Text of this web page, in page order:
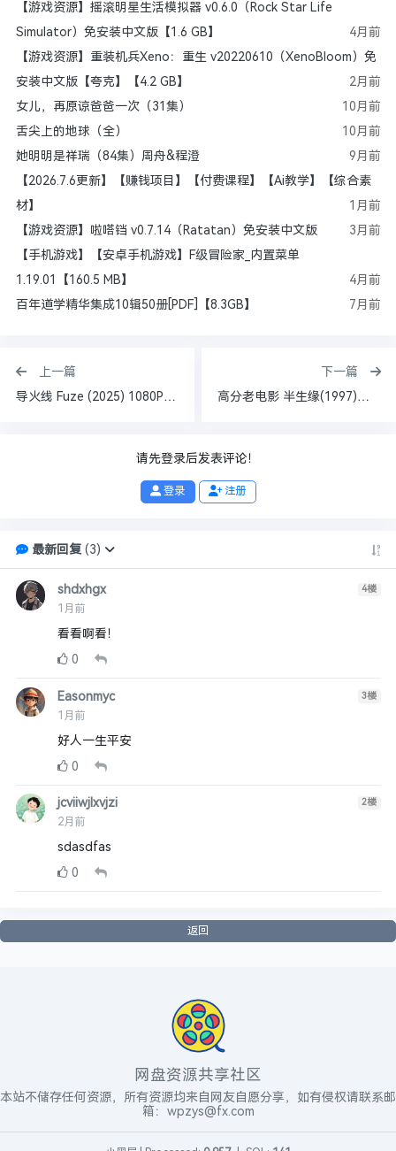
【游戏资源】摇滚明星生活模拟器 v0.6.0（Rock Star Life
Simulator）免安装中文版【1.6 GB】
4月前
【游戏资源】重装机兵Xeno：重生 v20220610（XenoBloom）免
安装中文版【夸克】【4.2 GB】
2月前
女儿，再原谅爸爸一次（31集）
10月前
舌尖上的地球（全）
10月前
她明明是祥瑞（84集）周舟&程澄
9月前
【2026.7.6更新】【赚钱项目】【付费课程】【Ai教学】【综合素
材】
1月前
【游戏资源】啦嗒铛 v0.7.14（Ratatan）免安装中文版
3月前
【手机游戏】【安卓手机游戏】F级冒险家_内置菜单
1.19.01【160.5 MB】
4月前
百年道学精华集成10辑50册[PDF]【8.3GB】
7月前
上一篇
导火线 Fuze (2025) 1080P 中字
下一篇
高分老电影 半生缘(1997)【蓝光原盘 REMUX】【国粤双语】【内封/外挂中字】【黎明/吴倩莲/梅艳芳】【35GB】
请先登录后发表评论！
登录 注册
最新回复(3)
shdxhgx
1月前
4楼
看看啊看！
0
Easonmyc
1月前
3楼
好人一生平安
0
jcviiwjlxvjzi
2月前
2楼
sdasdfas
0
返回
网盘资源共享社区
本站不储存任何资源，所有资源均来自网友自愿分享，如有侵权请联系邮
箱：wpzys@fx.com